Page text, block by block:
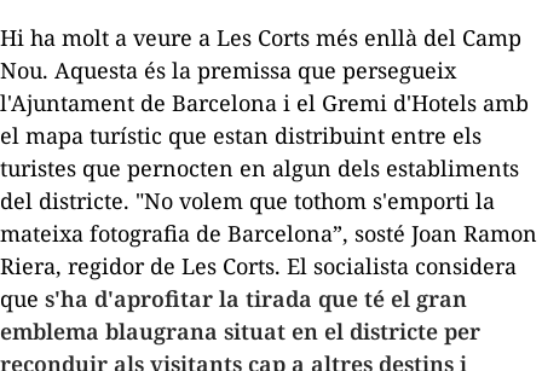
Hi ha molt a veure a Les Corts més enllà del Camp
Nou. Aquesta és la premissa que persegueix
l'Ajuntament de Barcelona i el Gremi d'Hotels amb
el mapa turístic que estan distribuint entre els
turistes que pernocten en algun dels establiments
del districte. "No volem que tothom s'emporti la
mateixa fotografia de Barcelona”, sosté Joan Ramon
Riera, regidor de Les Corts. El socialista considera
que s'ha d'aprofitar la tirada que té el gran
emblema blaugrana situat en el districte per
reconduir als visitants cap a altres destins i